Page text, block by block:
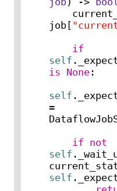
job[
if
self
is None:
self
=
if not
self
self